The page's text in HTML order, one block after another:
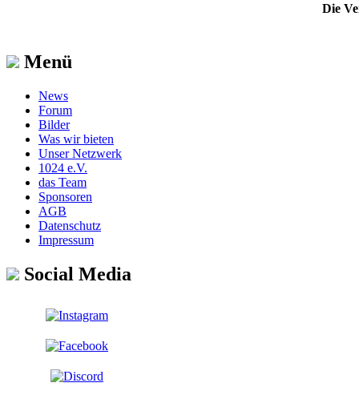
Menü
News
Forum
Bilder
Was wir bieten
Unser Netzwerk
1024 e.V.
das Team
Sponsoren
AGB
Datenschutz
Impressum
Social Media
Die